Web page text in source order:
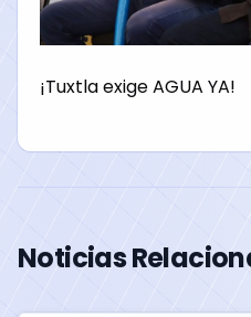
¡Tuxtla exige AGUA YA!
Noticias